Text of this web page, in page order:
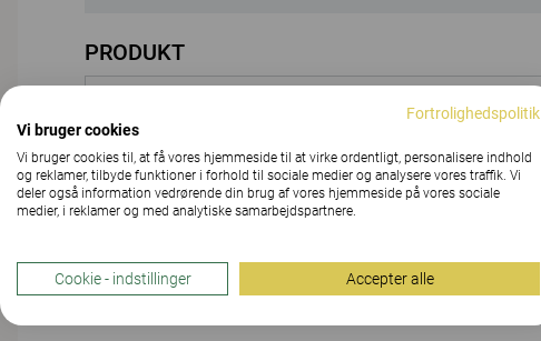
PRODUKT
MEDDELELSE
Fortrolighedspolitik
Vi bruger cookies
Vi bruger cookies til, at få vores hjemmeside til at virke ordentligt, personalisere indhold
og reklamer, tilbyde funktioner i forhold til sociale medier og analysere vores traffik. Vi
deler også information vedrørende din brug af vores hjemmeside på vores sociale
medier, i reklamer og med analytiske samarbejdspartnere.
Cookie - indstillinger Accepter alle